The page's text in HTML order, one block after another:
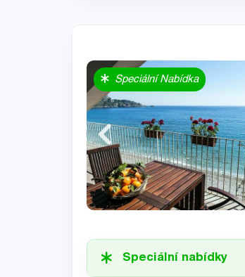
Speciální Nabídka
Speciální nabídky